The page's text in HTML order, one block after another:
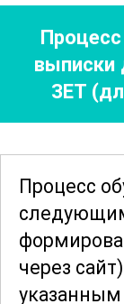
улучшению
смогут
которыми
что
Курс
выписки
ЗЕТ
Процесс
через сайт)